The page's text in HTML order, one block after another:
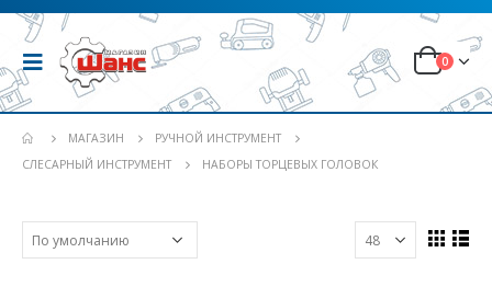
0
МАГАЗИН
РУЧНОЙ ИНСТРУМЕНТ
СЛЕСАРНЫЙ ИНСТРУМЕНТ
НАБОРЫ ТОРЦЕВЫХ ГОЛОВОК